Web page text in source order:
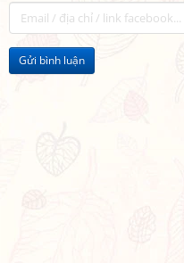
Gửi bình luận